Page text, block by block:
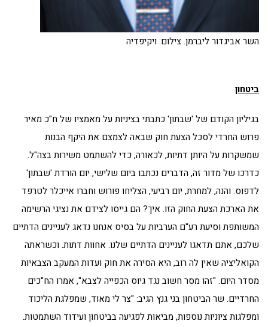
השר אביגדור ליברמן. צילום: ויקיפדיה
ביטחון
בגיליון הקודם של 'שבתון' כתבתי בציניות על מאמציו של ח"כ מאיר
פרוש החרדי לסכל הצעת חוק שבאה לצמצם את היקף הבנות
שמשקרות על היותן דתיות, לכאורה, כדי להשתמט משירות בצה"ל.
כדרכו של מדור זה, הדברים נכתבו ביום שלישי, יום הורדת 'שבתון'
לדפוס. והנה, למחרת, יום רביעי, הצליחו פורוש וחברו אייכלר לטרפד
את הארכת הצעת החוק הזו. איך? הם גייסו לצידם את נציגי הרשימה
המשותפת וסיעת רע"ם הערביות על בסיס אנחנו נדאג לעניינים הדתיים
שלכם, אתם תדאגו לעניינים הדתיים שלנו. אחוות דתות. וכשראתה
הקואליציה שאין לה רוב, היא הסירה את חוק ועדות המעקב הצבאיות
מסדר היום. "זהו מסר חשוב נגד גיוס הכפייה לצבא", אמרו הח"כים
החרדיים. שר הביטחון בני גנץ הגיב: "צר לי מאוד, שמפלגת הליכוד
ומפלגות ציוניות נוספות, מביאות לפגיעה בביטחון ועידוד השתמטות.